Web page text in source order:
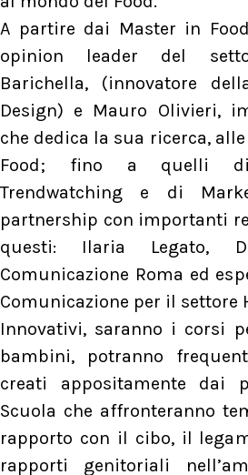
A partire dai Master in
opinion leader del
Barichella, (innovatore
Design) e Mauro Olivieri,
che dedica la sua ricerca,
Food; fino a quelli di
Trendwatching e di
partnership con importanti
questi: Ilaria Legato,
Comunicazione Roma ed
Comunicazione per il settore
Innovativi, saranno i corsi
bambini, potranno
creati appositamente dai
Scuola che affronteranno
rapporto con il cibo, il
rapporti genitoriali